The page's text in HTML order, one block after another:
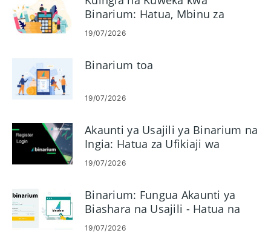
Binarium: Hatua, Mbinu za
Malipo na Mipaka
19/07/2026
Binarium toa
19/07/2026
Akaunti ya Usajili ya Binarium na
Ingia: Hatua za Ufikiaji wa
Akaunti
19/07/2026
Binarium: Fungua Akaunti ya
Biashara na Usajili - Hatua na
Mahitaji
19/07/2026